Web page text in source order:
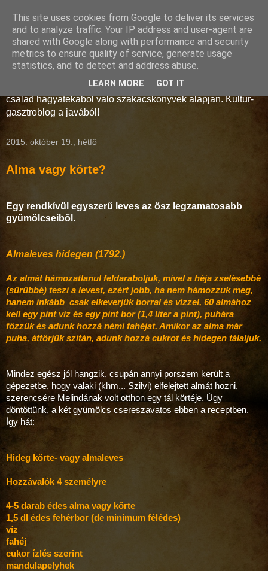
Storno-konyha
A művelt polgárság és az arisztokrácia konyhaművészete a
18-19. században. Régmúlt idők receptjei kelnek új életre a
Soproni Múzeum munkatársainak keze alatt, a Storno
család hagyatékából való szakácskönyvek alapján. Kultúr-
gasztroblog a javából!
2015. október 19., hétfő
Alma vagy körte?
Egy rendkívül egyszerű leves az ősz legzamatosabb
gyümölcseiből.
Almaleves hidegen (1792.)
Az almát hámozatlanul feldaraboljuk, mivel a héja zselésebbé
(sűrűbbé) teszi a levest, ezért jobb, ha nem hámozzuk meg,
hanem inkább csak elkeverjük borral és vízzel, 60 almához
kell egy pint víz és egy pint bor (1,4 liter a pint), puhára
főzzük és adunk hozzá némi fahéjat. Amikor az alma már
puha, áttörjük szitán, adunk hozzá cukrot és hidegen tálaljuk.
Mindez egész jól hangzik, csupán annyi porszem került a
gépezetbe, hogy valaki (khm... Szilvi) elfelejtett almát hozni,
szerencsére Melindának volt otthon egy tál körtéje. Úgy
döntöttünk, a két gyümölcs csereszavatos ebben a receptben.
Így hát:
Hideg körte- vagy almaleves
Hozzávalók 4 személyre
4-5 darab édes alma vagy körte
1,5 dl édes fehérbor (de minimum félédes)
víz
fahéj
cukor ízlés szerint
mandulapelyhek
This site uses cookies from Google to deliver its services
and to analyze traffic. Your IP address and user-agent are
shared with Google along with performance and security
metrics to ensure quality of service, generate usage
statistics, and to detect and address abuse.
LEARN MORE GOT IT